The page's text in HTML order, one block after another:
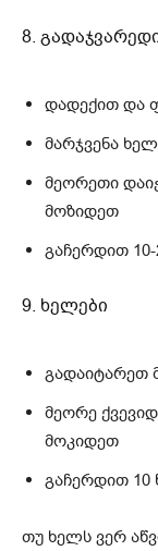
8.
დადექით და
მარჯვენა
მეორეთი
მოზიდეთ
გაჩერდით
9. ხელები
გადაიტარეთ
მეორე
მოკიდეთ
გაჩერდით 10
თუ ხელს ვერ